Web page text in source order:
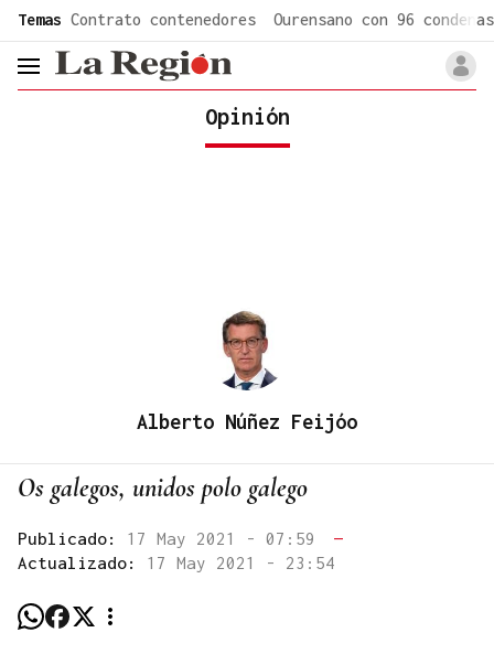
Temas Contrato contenedores Ourensano con 96 condenas
header.menu.open
Opinión
Alberto Núñez Feijóo
Os galegos, unidos polo galego
Publicado: 17 May 2021 - 07:59
—
Actualizado: 17 May 2021 - 23:54